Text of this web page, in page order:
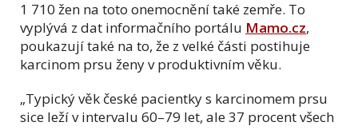
1 710 žen na toto onemocnění také zemře. To
vyplývá z dat informačního portálu Mamo.cz,
poukazují také na to, že z velké části postihuje
karcinom prsu ženy v produktivním věku.
„Typický věk české pacientky s karcinomem prsu
sice leží v intervalu 60–79 let, ale 37 procent všech